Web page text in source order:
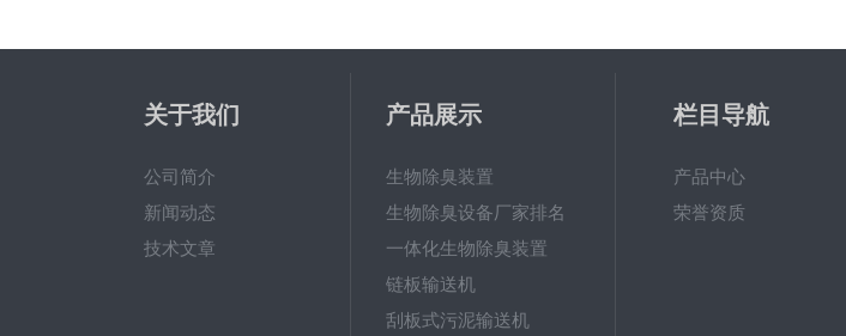
关于我们
公司简介
新闻动态
技术文章
产品展示
生物除臭装置
生物除臭设备厂家排名
一体化生物除臭装置
链板输送机
刮板式污泥输送机
栏目导航
产品中心
荣誉资质